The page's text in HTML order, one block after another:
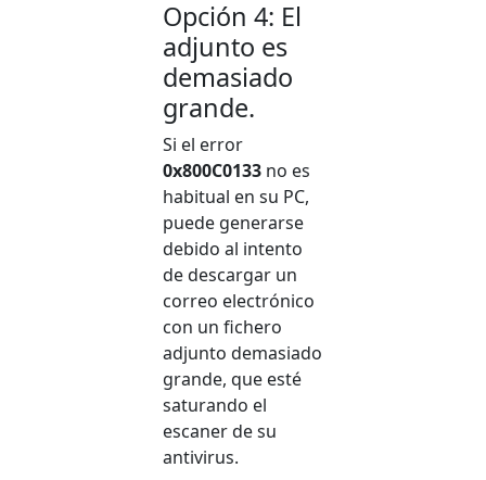
Opción 4: El
adjunto es
demasiado
grande.
Si el error
0x800C0133 no es
habitual en su PC,
puede generarse
debido al intento
de descargar un
correo electrónico
con un fichero
adjunto demasiado
grande, que esté
saturando el
escaner de su
antivirus.